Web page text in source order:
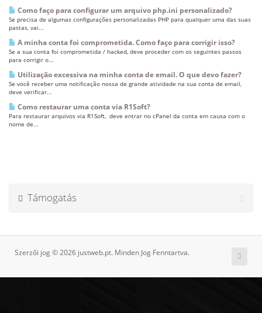
Como faço para configurar um arquivo php.ini personalizado?
Se precisa de algumas configurações personalizadas PHP para qualquer uma das suas
pastas, vai...
A minha conta foi comprometida. Como faço para corrigir isso?
Se a sua conta foi comprometida / hacked, deve proceder com os seguintes passos
para corrigir o...
Utilização excessiva na minha conta de email. O que devo fazer?
Se você receber uma notificação nossa de grande atividade na sua conta de email,
deve verificar...
Como restaurar uma conta via R1Soft?
Para restaurar arquivos via R1Soft, deve entrar no cPanel da conta em causa com o
nome de...
Támogatás
Szerzői jog © 2026 justweb.pt. Minden Jog Fenntartva.